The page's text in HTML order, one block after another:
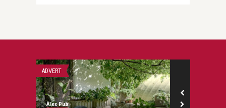
ADVERT
Alex Pub